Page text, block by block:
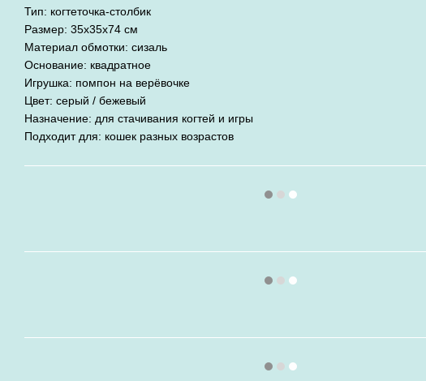
Тип: когтеточка-столбик
Размер: 35x35x74 см
Материал обмотки: сизаль
Основание: квадратное
Игрушка: помпон на верёвочке
Цвет: серый / бежевый
Назначение: для стачивания когтей и игры
Подходит для: кошек разных возрастов